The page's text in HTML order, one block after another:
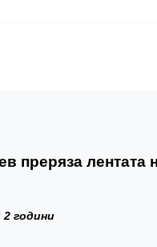
преряза лентата
години